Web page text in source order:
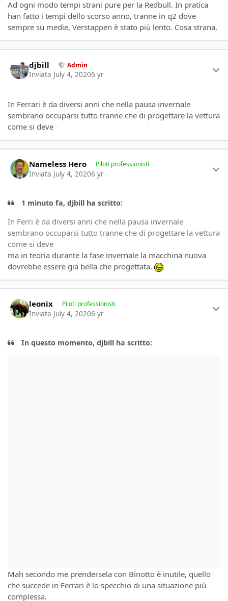
Ad ogni modo tempi strani pure per la Redbull. In pratica
han fatto i tempi dello scorso anno, tranne in q2 dove
sempre su medie, Verstappen è stato più lento. Cosa strana.
djbill Admin
Inviata July 4, 20206 yr
In Ferrari è da diversi anni che nella pausa invernale
sembrano occuparsi tutto tranne che di progettare la vettura
come si deve
Nameless Hero Piloti professionisti
Inviata July 4, 20206 yr
1 minuto fa, djbill ha scritto:
In Ferri è da diversi anni che nella pausa invernale
sembrano occuparsi tutto tranne che di progettare la vettura
come si deve
ma in teoria durante la fase invernale la macchina nuova
dovrebbe essere gia bella che progettata.
leonix Piloti professionisti
Inviata July 4, 20206 yr
In questo momento, djbill ha scritto:
Mah secondo me prendersela con Binotto è inutile, quello
che succede in Ferrari è lo specchio di una situazione più
complessa.